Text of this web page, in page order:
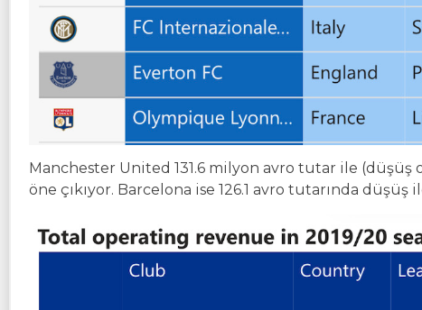
Manchester United 131.6 milyon avro tutar ile (düşüş
öne çıkıyor. Barcelona ise 126.1 avro tutarında